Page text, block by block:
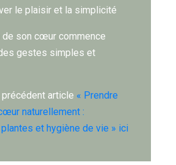
le plaisir et la simplicité
de son cœur commence
gestes simples et
article « Prendre
naturellement :
et hygiène de vie » ici